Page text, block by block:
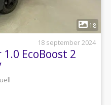
18
18 september 2024
EcoBoost 2